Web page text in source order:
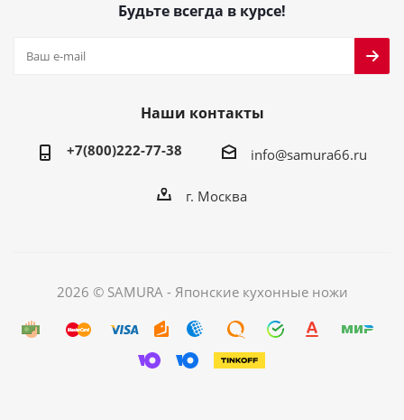
Будьте всегда в курсе!
Наши контакты
+7(800)222-77-38 info@samura66.ru
г. Москва
2026 © SAMURA - Японские кухонные ножи